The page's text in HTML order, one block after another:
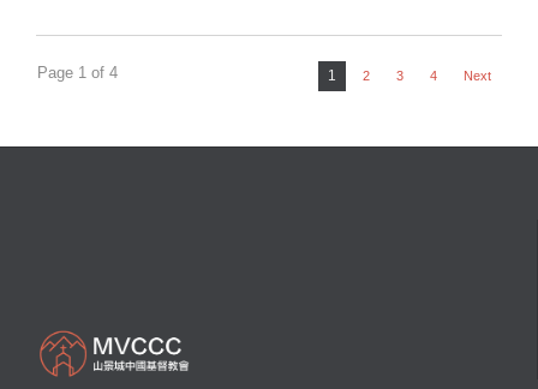
Page 1 of 4 1 2 3 4 Next